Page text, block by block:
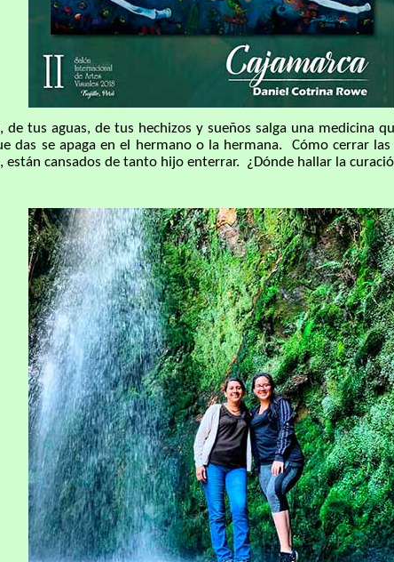
aguas, de tus hechizos y sueños salga una medicina
das se apaga en el hermano o la hermana. Cómo cerrar
cansados de tanto hijo enterrar. ¿Dónde hallar la